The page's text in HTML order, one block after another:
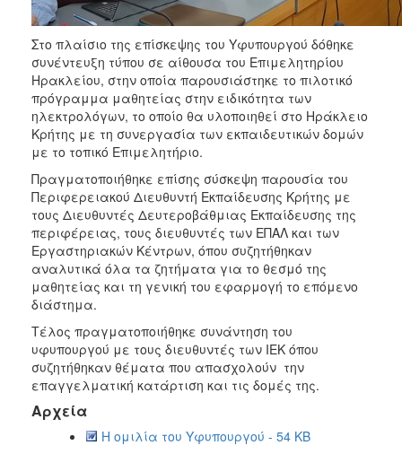
Στο πλαίσιο της επίσκεψης του Υφυπουργού δόθηκε
συνέντευξη τύπου σε αίθουσα του Επιμελητηρίου
Ηρακλείου, στην οποία παρουσιάστηκε το πιλοτικό
πρόγραμμα μαθητείας στην ειδικότητα των
ηλεκτρολόγων, το οποίο θα υλοποιηθεί στο Ηράκλειο
Κρήτης με τη συνεργασία των εκπαιδευτικών δομών
με το τοπικό Επιμελητήριο.
Πραγματοποιήθηκε επίσης σύσκεψη παρουσία του
Περιφερειακού Διευθυντή Εκπαίδευσης Κρήτης με
τους Διευθυντές Δευτεροβάθμιας Εκπαίδευσης της
περιφέρειας, τους διευθυντές των ΕΠΑΛ και των
Εργαστηριακών Κέντρων, όπου συζητήθηκαν
αναλυτικά όλα τα ζητήματα για το θεσμό της
μαθητείας και τη γενική του εφαρμογή το επόμενο
διάστημα.
Τέλος πραγματοποιήθηκε συνάντηση του
υφυπουργού με τους διευθυντές των ΙΕΚ όπου
συζητήθηκαν θέματα που απασχολούν την
επαγγελματική κατάρτιση και τις δομές της.
Αρχεία
Η ομιλία του Υφυπουργού - 54 KB